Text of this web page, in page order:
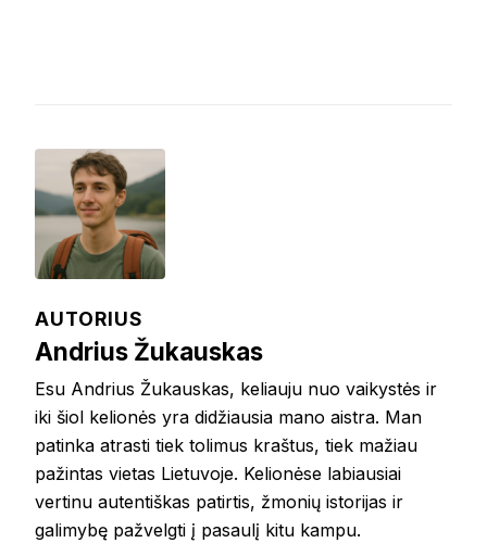
AUTORIUS
Andrius Žukauskas
Esu Andrius Žukauskas, keliauju nuo vaikystės ir
iki šiol kelionės yra didžiausia mano aistra. Man
patinka atrasti tiek tolimus kraštus, tiek mažiau
pažintas vietas Lietuvoje. Kelionėse labiausiai
vertinu autentiškas patirtis, žmonių istorijas ir
galimybę pažvelgti į pasaulį kitu kampu.